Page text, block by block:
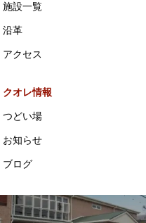
施設一覧
沿革
アクセス
クオレ情報
つどい場
お知らせ
ブログ